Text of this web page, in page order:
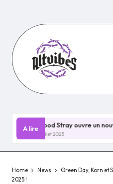
content
A lire
Stray ouvre un nouveau
Home News
Green Day, Korn et
2025 !